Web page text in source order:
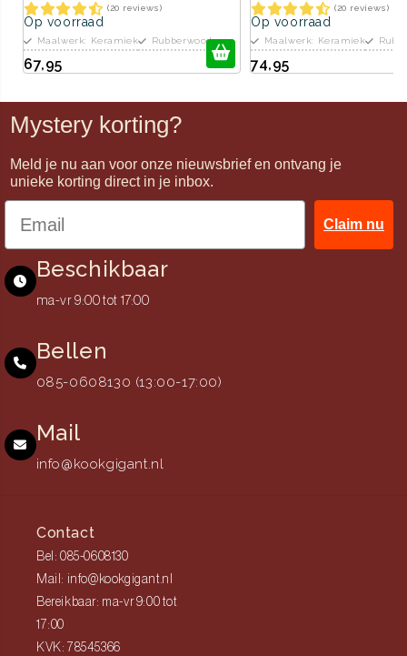
(20 reviews)
Op voorraad
Maalwerk: Keramiek Rubberwood
67,95
(20 reviews)
Op voorraad
Maalwerk: Keramiek
74,95
Mystery korting?
Meld je nu aan voor onze nieuwsbrief en ontvang je
unieke korting direct in je inbox.
Claim nu
Beschikbaar
ma-vr 9:00 tot 17:00
Bellen
085-0608130 (13:00-17:00)
Mail
info@kookgigant.nl
Contact
Bel: 085-0608130
Mail: info@kookgigant.nl
Bereikbaar: ma-vr 9:00 tot
17:00
KVK: 78545366